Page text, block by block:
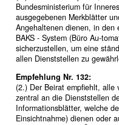
Bundesministerium für
ausgegebenen Merkblätter
Angehaltenen dienen, in den
BAKS - System (Büro Au-
sicherzustellen, um eine
allen Dienststellen zu
Empfehlung Nr. 132:
(2.) Der Beirat empfiehlt, alle
zentral an die Dienststellen
Informationsblätter, welche
Einsichtnahme) dienen oder